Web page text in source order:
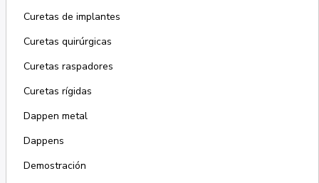
Curetas de implantes
Curetas quirúrgicas
Curetas raspadores
Curetas rígidas
Dappen metal
Dappens
Demostración